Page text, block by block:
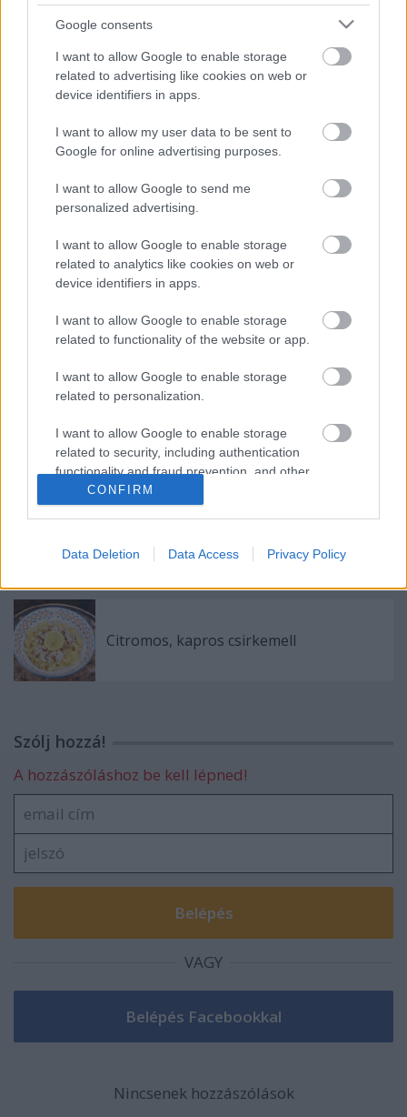
Google consents
I want to allow Google to enable storage
related to advertising like cookies on web or
device identifiers in apps.
I want to allow my user data to be sent to
Google for online advertising purposes.
I want to allow Google to send me
personalized advertising.
I want to allow Google to enable storage
related to analytics like cookies on web or
device identifiers in apps.
I want to allow Google to enable storage
related to functionality of the website or app.
I want to allow Google to enable storage
related to personalization.
I want to allow Google to enable storage
related to security, including authentication
functionality and fraud prevention, and other
user protection.
CONFIRM
Data Deletion Data Access Privacy Policy
Címkék:hétvége kirándulás édesség sütemény
Zebegény Receptajánló KockacZukor
Ajánlott bejegyzések:
Tavaszi gasztro-art: citromszuflé
Klement-módra
Egybesült brokkolis, csirkés penne
drámával
Citromos, kapros csirkemell
Szólj hozzá!
A hozzászóláshoz be kell lépned!
VAGY
Nincsenek hozzászólások